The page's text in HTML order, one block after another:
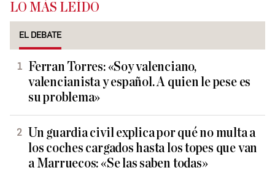
LO MÁS LEÍDO
EL DEBATE
Ferran Torres: «Soy valenciano,
valencianista y español. A quien le pese es
su problema»
Un guardia civil explica por qué no multa a
los coches cargados hasta los topes que van
a Marruecos: «Se las saben todas»